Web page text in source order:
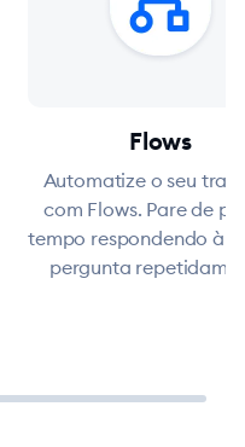
Flows
Automatize o seu
com Flows. Pare de
tempo respondendo à
pergunta